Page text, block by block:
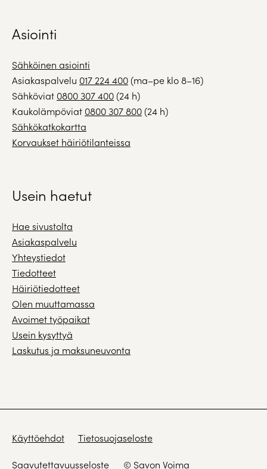
Asiointi
Sähköinen asiointi
Asiakaspalvelu 017 224 400(ma–pe klo 8–16)
Sähköviat 0800 307 400(24 h)
Kaukolämpöviat 0800 307 800(24 h)
Sähkökatkokartta
Korvaukset häiriötilanteissa
Usein haetut
Hae sivustolta
Asiakaspalvelu
Yhteystiedot
Tiedotteet
Häiriötiedotteet
Olen muuttamassa
Avoimet työpaikat
Usein kysyttyä
Laskutus ja maksuneuvonta
Käyttöehdot Tietosuojaseloste
Saavutettavuusseloste © Savon Voima